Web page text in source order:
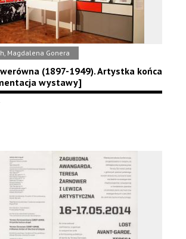
Magdalena Gonera
(1897-1949). Artystka końca
wystawy]